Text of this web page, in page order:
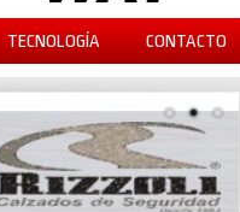
TECNOLOGÍA CONTACTO